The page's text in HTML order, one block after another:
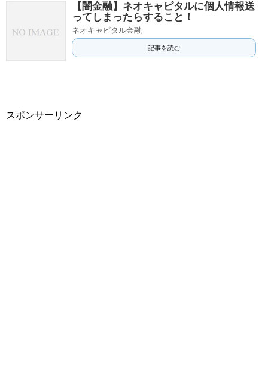
【闇金融】ネオキャピタルに個人情報送
ってしまったらすること！
ネオキャピタル金融
記事を読む
スポンサーリンク